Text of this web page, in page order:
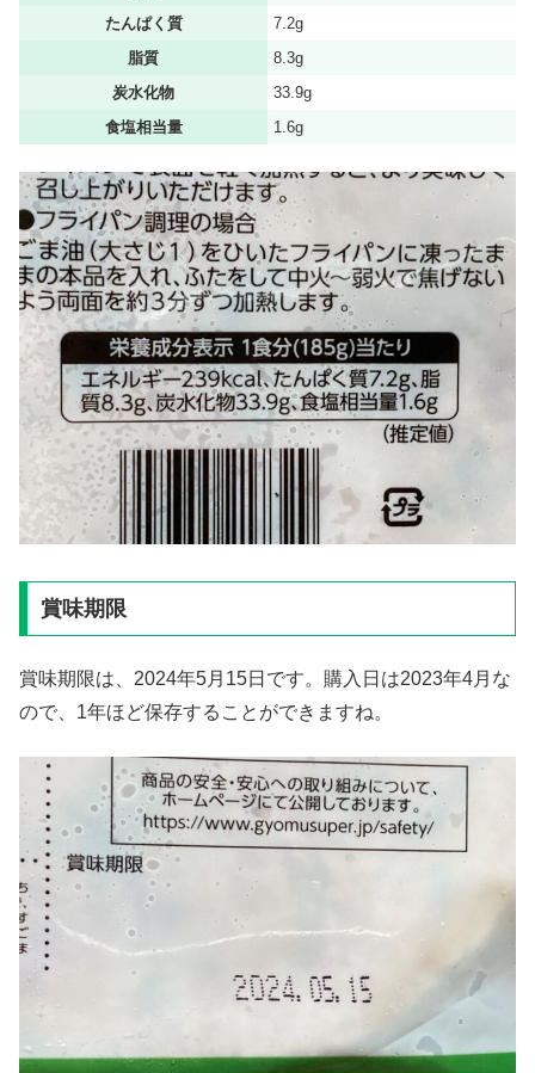
たんぱく質
7.2g
脂質
8.3g
炭水化物
33.9g
食塩相当量
1.6g
賞味期限
賞味期限は、2024年5月15日です。購入日は2023年4月な
ので、1年ほど保存することができますね。